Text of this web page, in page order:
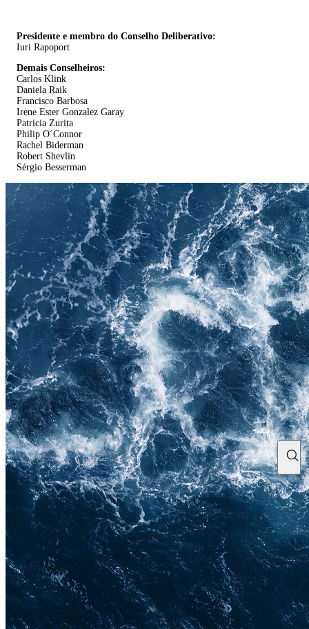
Presidente e membro do Conselho Deliberativo:
Iuri Rapoport
Demais Conselheiros:
Carlos Klink
Daniela Raik
Francisco Barbosa
Irene Ester Gonzalez Garay
Patricia Zurita
Philip O´Connor
Rachel Biderman
Robert Shevlin
Sérgio Besserman​